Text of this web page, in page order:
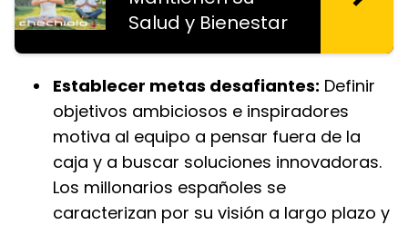
Salud y Bienestar
Establecer metas desafiantes: Definir
objetivos ambiciosos e inspiradores
motiva al equipo a pensar fuera de la
caja y a buscar soluciones innovadoras.
Los millonarios españoles se
caracterizan por su visión a largo plazo y